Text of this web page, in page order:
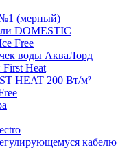
(мерный)
DOMESTIC
Free
воды АкваЛорд
First Heat
HEAT 200 Вт/м²
кабелю